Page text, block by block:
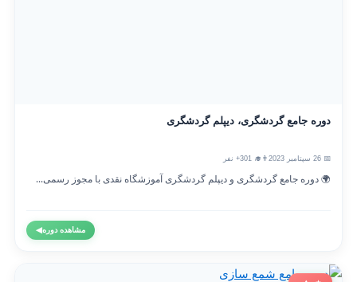
دوره جامع گردشگری، دیپلم گردشگری
👨‍🎓 301+ نفر
🌍 دوره جامع گردشگری و دیپلم گردشگری آموزشگاه نقدی با مجوز رسمی...
مشاهده دوره◀